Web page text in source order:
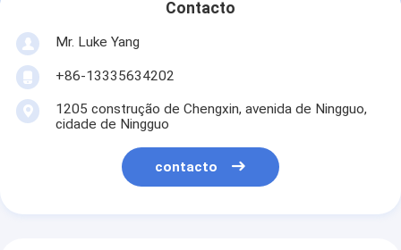
Contacto
Mr. Luke Yang
+86-13335634202
1205 construção de Chengxin, avenida de Ningguo,
cidade de Ningguo
contacto